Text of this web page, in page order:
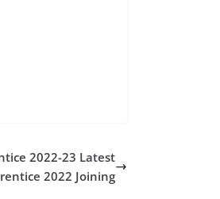
2022-23 Latest
2022 Joining